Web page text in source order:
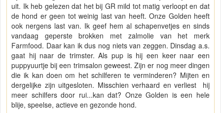
uit. Ik heb gelezen dat het bij GR mild tot matig verloopt en dat
de hond er geen tot weinig last van heeft. Onze Golden heeft
ook nergens last van. Ik geef hem al schapenvetjes en sinds
vandaag geperste brokken met zalmolie van het merk
Farmfood. Daar kan ik dus nog niets van zeggen. Dinsdag a.s.
gaat hij naar de trimster. Als pup is hij een keer naar een
puppyuurtje bij een trimsalon geweest. Zijn er nog meer dingen
die ik kan doen om het schilferen te verminderen? Mijten en
dergelijke zijn uitgesloten. Misschien verhaard en verliest hij
meer schilfers door rui...kan dat? Onze Golden is een hele
blije, speelse, actieve en gezonde hond.